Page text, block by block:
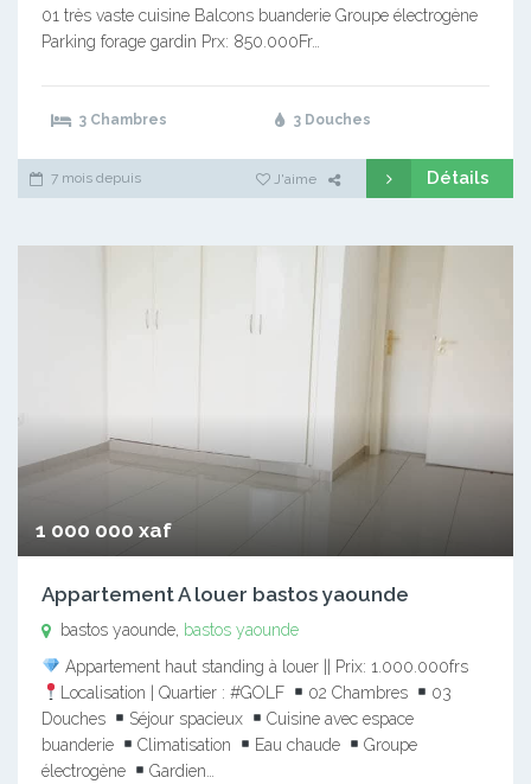
01 très vaste cuisine Balcons buanderie Groupe électrogène
Parking forage gardin Prx: 850.000Fr…
3 Chambres 3 Douches
7 mois depuis J'aime Détails
1 000 000 xaf
Appartement A louer bastos yaounde
bastos yaounde, bastos yaounde
Appartement haut standing à louer || Prix: 1.000.000frs
Localisation | Quartier : #GOLF
02 Chambres
03
Douches
Séjour spacieux
Cuisine avec espace
buanderie
Climatisation Eau chaude
Groupe
électrogène
Gardien…